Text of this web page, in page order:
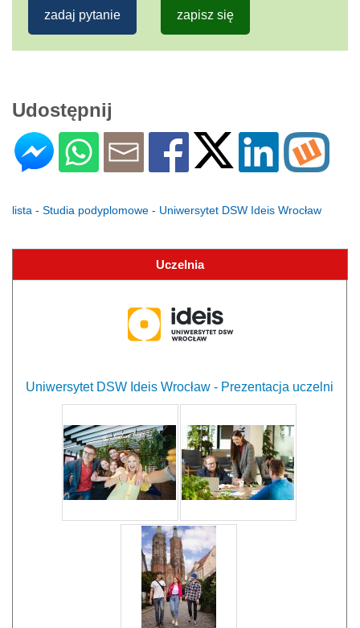
zadaj pytanie zapisz się
Udostępnij
lista - Studia podyplomowe - Uniwersytet DSW Ideis Wrocław
Uczelnia
Uniwersytet DSW Ideis Wrocław - Prezentacja uczelni